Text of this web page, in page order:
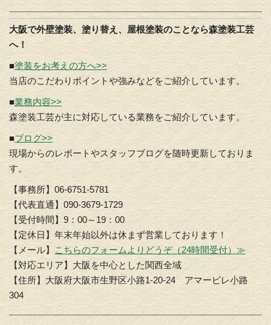
大阪で外壁塗装、塗り替え、屋根塗装のことなら森塗装工芸
へ！
■塗装をお考えの方へ>>
当店のこだわりポイントや強みなどをご紹介しています。
■業務内容>>
森塗装工芸が主に対応している業務をご紹介しています。
■ブログ>>
現場からのレポートやスタッフブログを随時更新しておりま
す。
【事務所】06-6751-5781
【代表直通】090-3679-1729
【受付時間】9：00～19：00
【定休日】年末年始以外は休まず営業しております！
【メール】
こちらのフォームよりどうぞ（24時間受付）≫
【対応エリア】大阪を中心とした関西全域
【住所】大阪府大阪市生野区小路1-20-24 アマービレ小路
304